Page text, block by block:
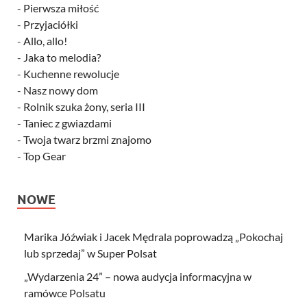
- Pierwsza miłość
- Przyjaciółki
- Allo, allo!
- Jaka to melodia?
- Kuchenne rewolucje
- Nasz nowy dom
- Rolnik szuka żony, seria III
- Taniec z gwiazdami
- Twoja twarz brzmi znajomo
- Top Gear
NOWE
Marika Jóźwiak i Jacek Mędrala poprowadzą „Pokochaj
lub sprzedaj” w Super Polsat
„Wydarzenia 24” – nowa audycja informacyjna w
ramówce Polsatu